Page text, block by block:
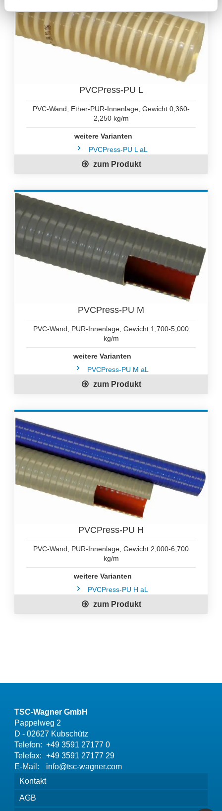
PVCPress-PU L
PVC-Wand, Ether-PUR-Innenlage, Gewicht 0,360-
2,250 kg/m
weitere Varianten
PVCPress-PU L aL
zum Produkt
PVCPress-PU M
PVC-Wand, PUR-Innenlage, Gewicht 1,700-5,000
kg/m
weitere Varianten
PVCPress-PU M aL
zum Produkt
PVCPress-PU H
PVC-Wand, PUR-Innenlage, Gewicht 2,000-6,700
kg/m
weitere Varianten
PVCPress-PU H aL
zum Produkt
TSC-Wagner GmbH
Pappelweg 2
D - 02627 Kubschütz
Telefon: +49 3591 27177 0
Telefax: +49 3591 27177 29
E-Mail:
info@tsc-wagner.com
Kontakt
AGB